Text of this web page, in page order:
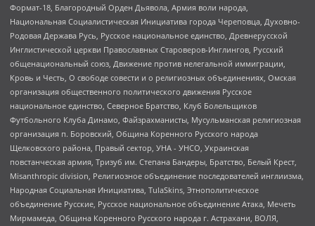
Формат-18, Благородный Орден Дьявола, Армия воли народа,
Национальная Социалистическая Инициатива города Череповца, Духовно-
Родовая Держава Русь, Русское национальное единство, Древнерусской
Инглистической церкви Православных Староверов-Инглингов, Русский
общенациональный союз, Движение против нелегальной иммиграции,
Кровь и Честь, О свободе совести и о религиозных объединениях, Омская
организация общественного политического движения Русское
национальное единство, Северное Братство, Клуб Болельщиков
Футбольного Клуба Динамо, Файзрахманисты, Мусульманская религиозная
организация п. Боровский, Община Коренного Русского народа
Щелковского района, Правый сектор, УНА - УНСО, Украинская
повстанческая армия, Тризуб им. Степана Бандеры, Братство, Белый Крест,
Misanthropic division, Религиозное объединение последователей инглиизма,
Народная Социальная Инициатива, TulaSkins, Этнополитическое
объединение Русские, Русское национальное объединение Атака, Мечеть
Мирмамеда, Община Коренного Русского народа г. Астрахани, ВОЛЯ,